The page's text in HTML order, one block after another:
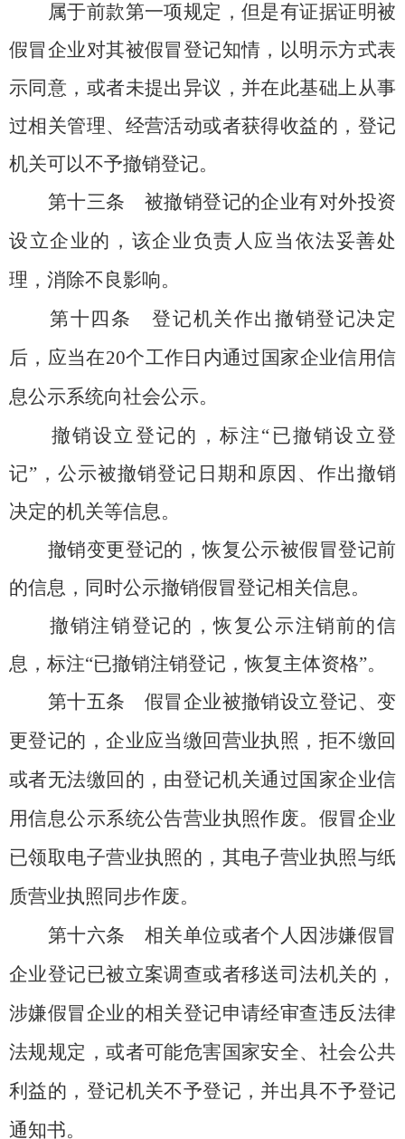
属于前款第一项规定，但是有证据证明被
假冒企业对其被假冒登记知情，以明示方式表
示同意，或者未提出异议，并在此基础上从事
过相关管理、经营活动或者获得收益的，登记
机关可以不予撤销登记。
第十三条 被撤销登记的企业有对外投资
设立企业的，该企业负责人应当依法妥善处
理，消除不良影响。
第十四条
登记机关作出撤销登记决定
后，应当在20个工作日内通过国家企业信用信
息公示系统向社会公示。
撤销设立登记的，标注“已撤销设立登
记”，公示被撤销登记日期和原因、作出撤销
决定的机关等信息。
撤销变更登记的，恢复公示被假冒登记前
的信息，同时公示撤销假冒登记相关信息。
撤销注销登记的，恢复公示注销前的信
息，标注“已撤销注销登记，恢复主体资格”。
第十五条 假冒企业被撤销设立登记、变
更登记的，企业应当缴回营业执照，拒不缴回
或者无法缴回的，由登记机关通过国家企业信
用信息公示系统公告营业执照作废。假冒企业
已领取电子营业执照的，其电子营业执照与纸
质营业执照同步作废。
第十六条 相关单位或者个人因涉嫌假冒
企业登记已被立案调查或者移送司法机关的，
涉嫌假冒企业的相关登记申请经审查违反法律
法规规定，或者可能危害国家安全、社会公共
利益的，登记机关不予登记，并出具不予登记
通知书。